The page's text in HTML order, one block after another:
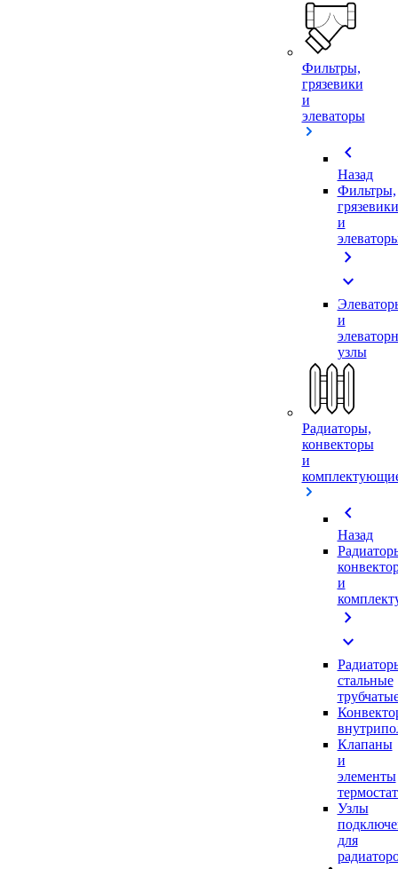
Фильтры,
грязевики
и
элеваторы
chevron_left
Назад
Фильтры,
грязевики
и
chevron_right
expand_more
и
узлы
Радиаторы,
конвекторы
и
chevron_left
Назад
и
chevron_right
expand_more
стальные
Клапаны
и
элементы
Узлы
для